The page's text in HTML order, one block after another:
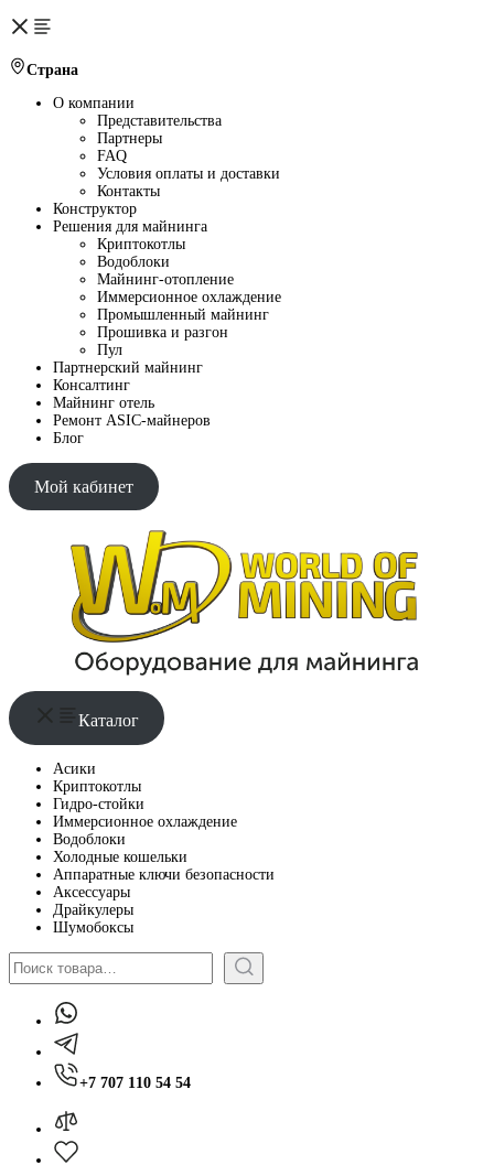
Страна
О компании
Представительства
Партнеры
FAQ
Условия оплаты и доставки
Контакты
Конструктор
Решения для майнинга
Криптокотлы
Водоблоки
Майнинг-отопление
Иммерсионное охлаждение
Промышленный майнинг
Прошивка и разгон
Пул
Партнерский майнинг
Консалтинг
Майнинг отель
Ремонт ASIC-майнеров
Блог
Мой кабинет
Каталог
Асики
Криптокотлы
Гидро-стойки
Иммерсионное охлаждение
Водоблоки
Холодные кошельки
Аппаратные ключи безопасности
Аксессуары
Драйкулеры
Шумобоксы
Поиск
+7 707 110 54 54